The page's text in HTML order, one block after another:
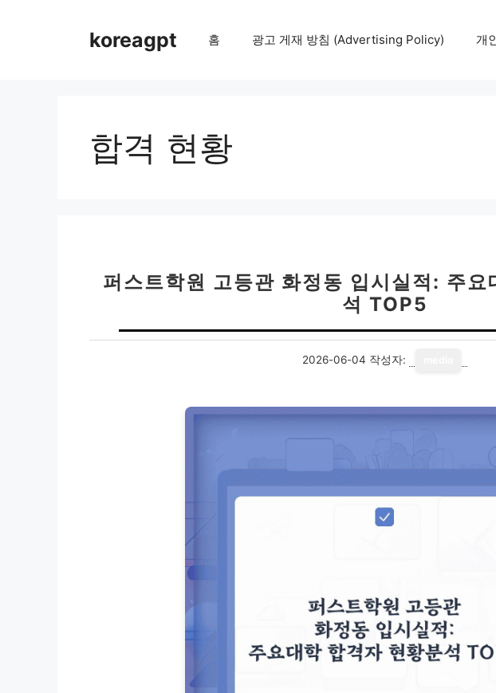
koreagpt 홈 광고 게재 방침 (Advertising Policy) 개
합격 현황
퍼스트학원 고등관 화정동 입시실적: 주요
석 TOP5
2026-06-04 작성자: